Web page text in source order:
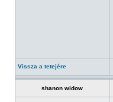
Vissza a tetejére
shanon widow